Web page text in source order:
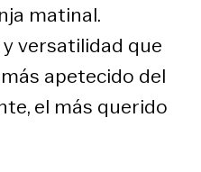
matinal.
versatilidad que
apetecido del
el más querido